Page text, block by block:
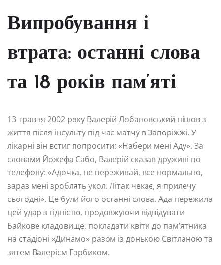
Випробування і
втрата: останні слова
та 18 років пам’яті
13 травня 2002 року Валерій Лобановський пішов з
життя після інсульту під час матчу в Запоріжжі. У
лікарні він встиг попросити: «Набери мені Аду». За
словами Йожефа Сабо, Валерій сказав дружині по
телефону: «Адочка, не переживай, все нормально,
зараз мені зроблять укол. Літак чекає, я прилечу
сьогодні». Це були його останні слова. Ада пережила
цей удар з гідністю, продовжуючи відвідувати
Байкове кладовище, покладати квіти до пам’ятника
на стадіоні «Динамо» разом із донькою Світланою та
зятем Валерієм Горбиком.